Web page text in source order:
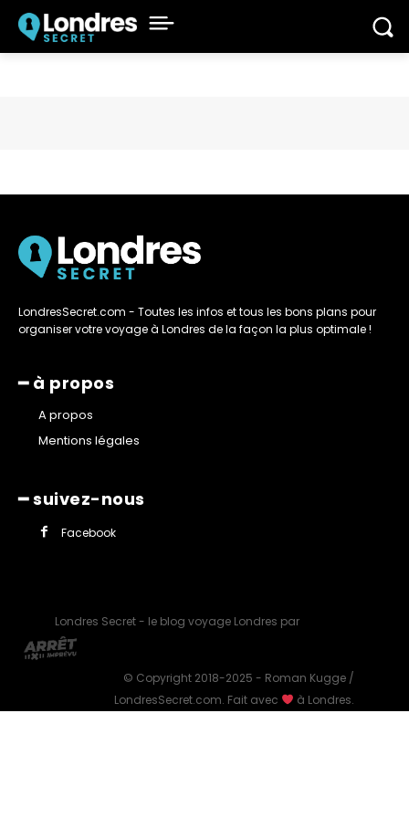
LondresSecret.com - Toutes les infos et tous les bons plans pour
organiser votre voyage à Londres de la façon la plus optimale !
━ à propos
A propos
Mentions légales
━ suivez-nous
Facebook
Londres Secret - le blog voyage Londres par
© Copyright 2018-2025 - Roman Kugge /
LondresSecret.com. Fait avec
à Londres.